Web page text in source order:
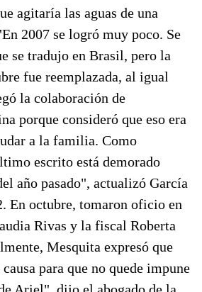
agitaría las aguas de una
2007 se logró muy poco. Se
se tradujo en Brasil, pero la
fue reemplazada, al igual
la colaboración de
porque consideró que eso era
a la familia. Como
escrito está demorado
año pasado", actualizó García
En octubre, tomaron oficio en
Rivas y la fiscal Roberta
Mesquita expresó que
para que no quede impune